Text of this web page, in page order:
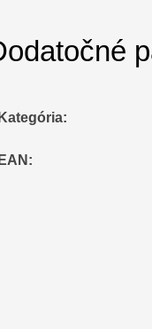
Kategória:
EAN :